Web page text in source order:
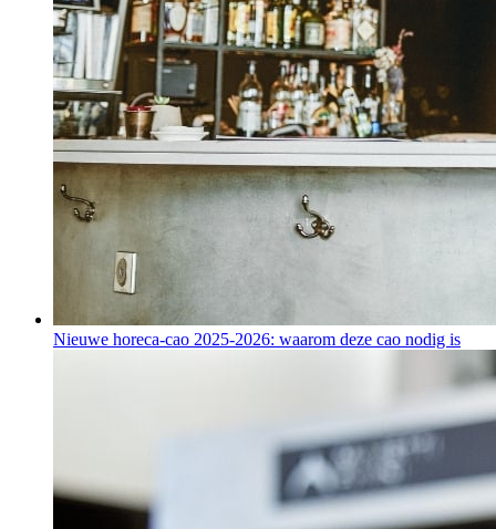
Nieuwe horeca-cao 2025-2026: waarom deze cao nodig is